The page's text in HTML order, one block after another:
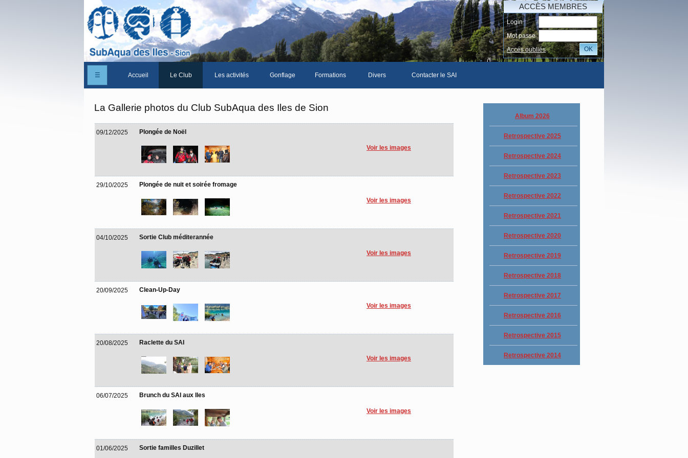
ACCÈS MEMBRES
Login
Mot passe
Accés oubliés
OK
☰ Accueil Le Club
Le comité
Les membres du club
Adhérer/Devenir membre
Les activités Gonflage Formations Divers
Documents divers
Contacter le SAI
La Gallerie photos du Club SubAqua des Iles de Sion
09/12/2025 Plongée de Noël
Voir les images
29/10/2025 Plongée de nuit et soirée fromage
Voir les images
04/10/2025 Sortie Club méditerannée
Voir les images
20/09/2025 Clean-Up-Day
Voir les images
20/08/2025 Raclette du SAI
Voir les images
06/07/2025 Brunch du SAI aux Iles
Voir les images
01/06/2025 Sortie familles Duzillet
Album 2026
Retrospective 2025
Retrospective 2024
Retrospective 2023
Retrospective 2022
Retrospective 2021
Retrospective 2020
Retrospective 2019
Retrospective 2018
Retrospective 2017
Retrospective 2016
Retrospective 2015
Retrospective 2014